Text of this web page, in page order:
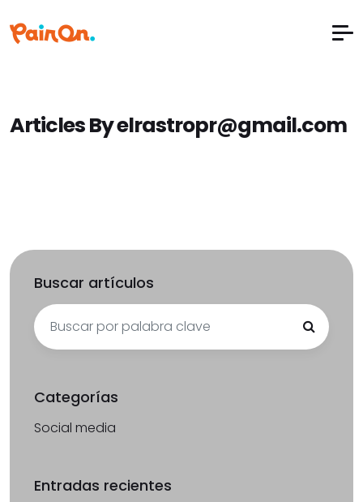
Articles By elrastropr@gmail.com
Buscar artículos
Search
for:
Categorías
Social media
Entradas recientes